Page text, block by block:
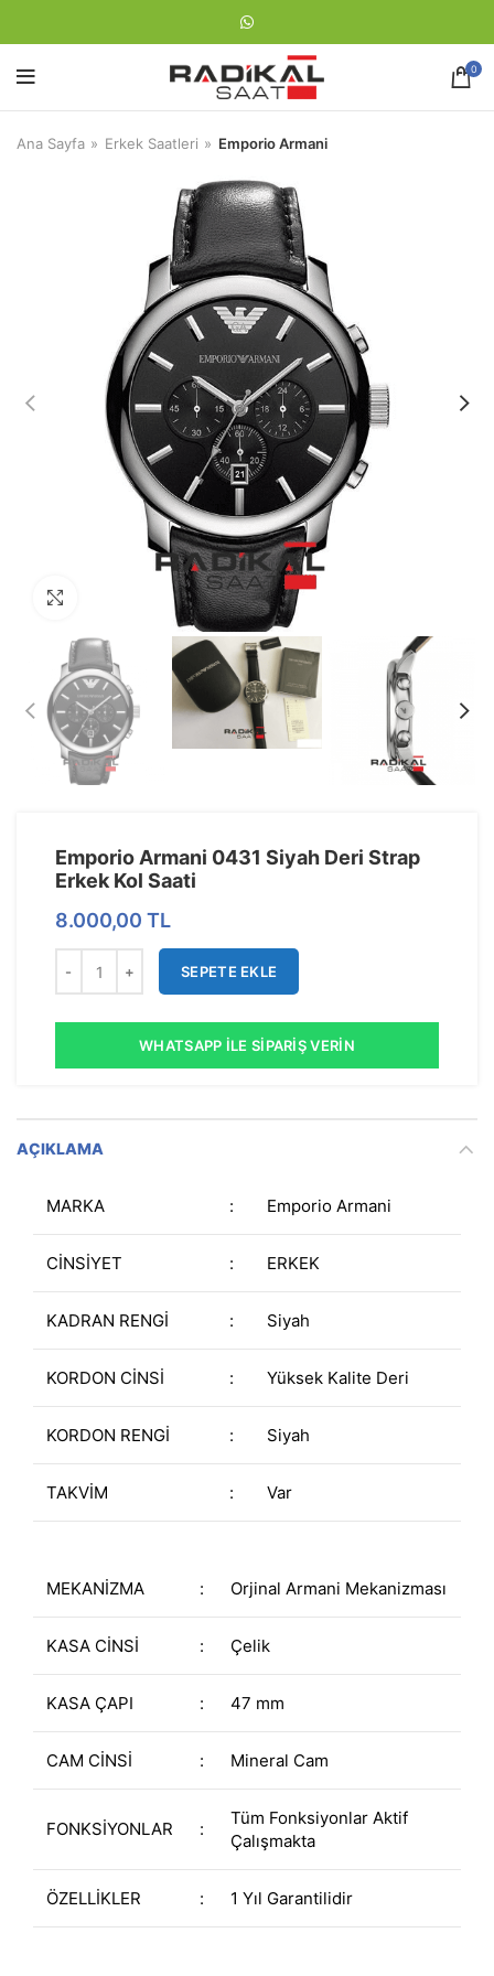
0
Ana Sayfa Erkek Saatleri Emporio Armani
Görseli Büyütün
Emporio Armani 0431 Siyah Deri Strap
Erkek Kol Saati
8.000,00 TL
SEPETE EKLE
WHATSAPP İLE SIPARIŞ VERIN
AÇIKLAMA
MARKA : Emporio Armani
CİNSİYET : ERKEK
KADRAN RENGİ : Siyah
KORDON CİNSİ : Yüksek Kalite Deri
KORDON RENGİ : Siyah
TAKVİM : Var
MEKANİZMA : Orjinal Armani Mekanizması
KASA CİNSİ : Çelik
KASA ÇAPI : 47 mm
CAM CİNSİ : Mineral Cam
FONKSİYONLAR :
Tüm Fonksiyonlar Aktif
Çalışmakta
ÖZELLİKLER : 1 Yıl Garantilidir